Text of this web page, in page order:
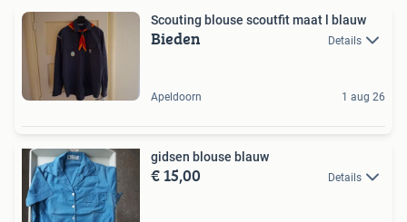
Scouting blouse scoutfit maat l blauw
Bieden Details
Apeldoorn 1 aug 26
gidsen blouse blauw
€ 15,00 Details